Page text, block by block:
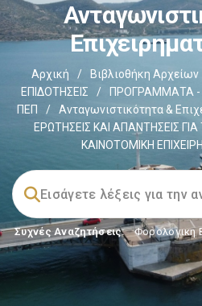
Αρχική / Βιβλιοθήκη Αρχείων
ΕΠΙΔΟΤΗΣΕΙΣ
/ ΠΡΟΓΡΑΜΜΑΤΑ -
ΠΕΠ
/ Ανταγωνιστικότητα &
ΕΡΩΤΗΣΕΙΣ ΚΑΙ ΑΠΑΝΤΗΣΕΙΣ
ΚΑΙΝΟΤΟΜΙΚΗ
Συχνές Αναζητήσεις: Φορολογικη